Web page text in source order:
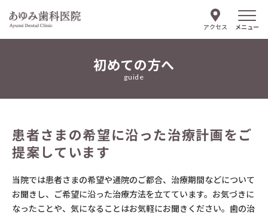
アクセス メニュー
医師紹介
診療案内
よくあるご質問
初めての方へ
guide
患者さまの希望に沿った治療計画をご
提案しています
当院では患者さまの希望や通院のご都合、治療期間などについて
お聞きし、ご希望に沿った治療方法を立てています。お気づきに
なったことや、気になることはお気軽にお聞きください。歯の治